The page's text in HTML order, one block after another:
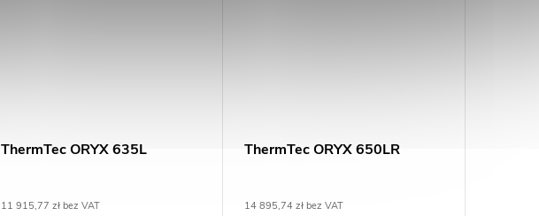
ThermTec ORYX 635L
11 915,77 zł bez VAT
ThermTec ORYX 650LR
14 895,74 zł bez VAT